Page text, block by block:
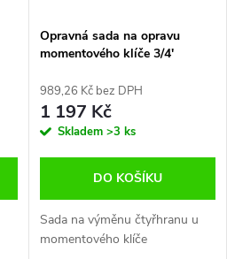
Opravná sada na opravu
momentového klíče 3/4'
989,26 Kč bez DPH
1 197 Kč
Skladem >3 ks
DO KOŠÍKU
Sada na výměnu čtyřhranu u
momentového klíče